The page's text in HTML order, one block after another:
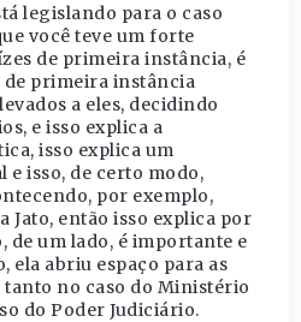
legislando para o caso
você teve um forte
de primeira instância, é
de primeira instância
a eles, decidindo
e isso explica a
isso explica um
isso, de certo modo,
por exemplo,
Jato, então isso explica por
de um lado, é importante e
ela abriu espaço para as
no caso do Ministério
do Poder Judiciário.